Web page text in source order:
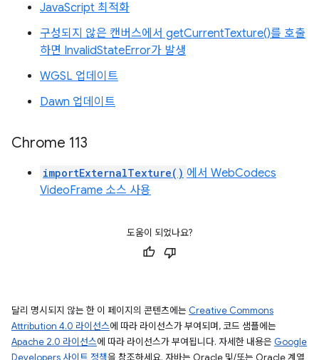
JavaScript 최적화
구성되지 않은 캔버스에서 getCurrentTexture()를 호출
하면 InvalidStateError가 발생
WGSL 업데이트
Dawn 업데이트
Chrome 113
importExternalTexture() 에서 WebCodecs
VideoFrame 소스 사용
도움이 되었나요?
달리 명시되지 않는 한 이 페이지의 콘텐츠에는 Creative Commons
Attribution 4.0 라이선스에 따라 라이선스가 부여되며, 코드 샘플에는
Apache 2.0 라이선스에 따라 라이선스가 부여됩니다. 자세한 내용은 Google
Developers 사이트 정책을 참조하세요. 자바는 Oracle 및/또는 Oracle 계열